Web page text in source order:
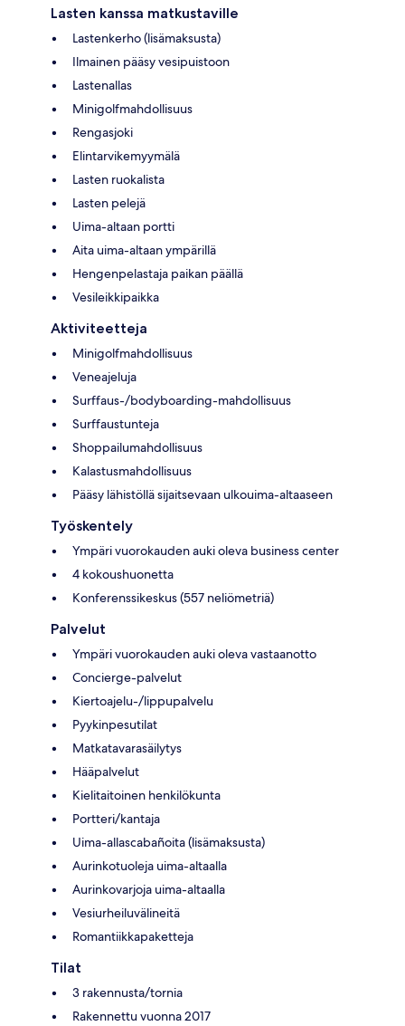
Lasten kanssa matkustaville
Lastenkerho (lisämaksusta)
Ilmainen pääsy vesipuistoon
Lastenallas
Minigolfmahdollisuus
Rengasjoki
Elintarvikemyymälä
Lasten ruokalista
Lasten pelejä
Uima-altaan portti
Aita uima-altaan ympärillä
Hengenpelastaja paikan päällä
Vesileikkipaikka
Aktiviteetteja
Minigolfmahdollisuus
Veneajeluja
Surffaus-/bodyboarding-mahdollisuus
Surffaustunteja
Shoppailumahdollisuus
Kalastusmahdollisuus
Pääsy lähistöllä sijaitsevaan ulkouima-altaaseen
Työskentely
Ympäri vuorokauden auki oleva business center
4 kokoushuonetta
Konferenssikeskus (557 neliömetriä)
Palvelut
Ympäri vuorokauden auki oleva vastaanotto
Concierge-palvelut
Kiertoajelu-/lippupalvelu
Pyykinpesutilat
Matkatavarasäilytys
Hääpalvelut
Kielitaitoinen henkilökunta
Portteri/kantaja
Uima-allascabañoita (lisämaksusta)
Aurinkotuoleja uima-altaalla
Aurinkovarjoja uima-altaalla
Vesiurheiluvälineitä
Romantiikkapaketteja
Tilat
3 rakennusta/tornia
Rakennettu vuonna 2017